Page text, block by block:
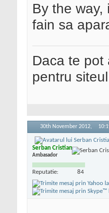
By the
fain sa
Daca te pot
pentru
30th November 2012,
Serban Cristian
Ambasador
Reputatie: 84